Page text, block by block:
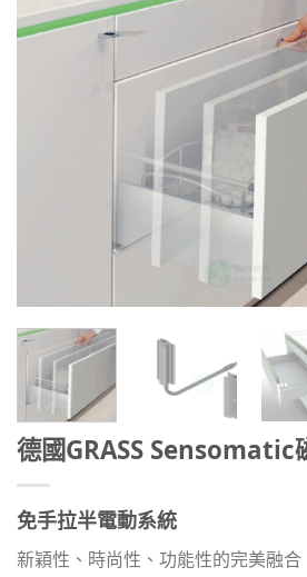
德國GRASS Sensomatic
免手拉半電動系統
新穎性、時尚性、功能性的完美融合